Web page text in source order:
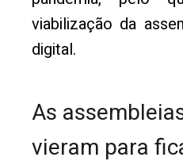
viabilização da
digital.
As
vieram para